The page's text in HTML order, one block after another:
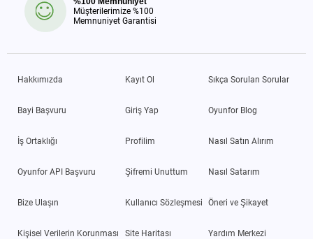
Müşterilerimize %100
Memnuniyet Garantisi
Hakkımızda
Bayi Başvuru
İş Ortaklığı
Oyunfor API Başvuru
Bize Ulaşın
Kişisel Verilerin Korunması
Kayıt Ol
Giriş Yap
Profilim
Şifremi Unuttum
Kullanıcı Sözleşmesi
Site Haritası
Sıkça Sorulan Sorular
Oyunfor Blog
Nasıl Satın Alırım
Nasıl Satarım
Öneri ve Şikayet
Yardım Merkezi